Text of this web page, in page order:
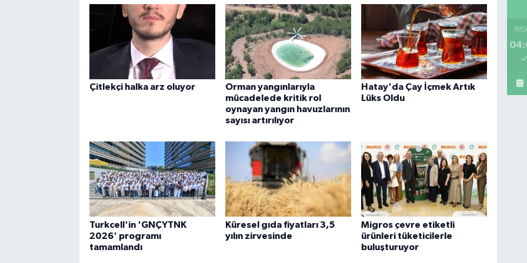
Çitlekçi halka arz oluyor
Orman yangınlarıyla
mücadelede kritik rol
oynayan yangın havuzlarının
sayısı artırılıyor
Hatay'da Çay İçmek Artık
Lüks Oldu
Turkcell'in 'GNÇYTNK
2026' programı
tamamlandı
Küresel gıda fiyatları 3,5
yılın zirvesinde
Migros çevre etiketli
ürünleri tüketicilerle
buluşturuyor